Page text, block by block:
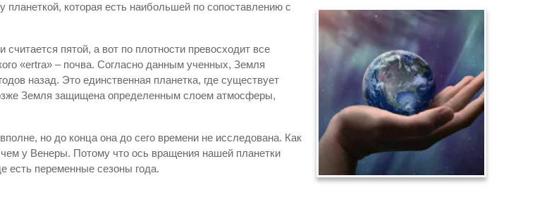
которая есть наибольшей по сопоставлению с
пятой, а вот по плотности превосходит все
«ertra» – почва. Согласно данным ученных, Земля
назад. Это единственная планетка, где существует
Земля защищена определенным слоем атмосферы,
но до конца она до сего времени не исследована. Как
у Венеры. Потому что ось вращения нашей планетки
есть переменные сезоны года.